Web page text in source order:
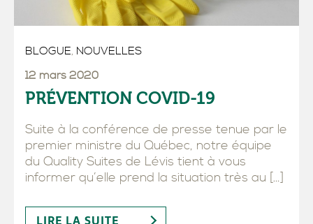
BLOGUE, NOUVELLES
12 mars 2020
PRÉVENTION COVID-19
Suite à la conférence de presse tenue par le
premier ministre du Québec, notre équipe
du Quality Suites de Lévis tient à vous
informer qu’elle prend la situation très au […]